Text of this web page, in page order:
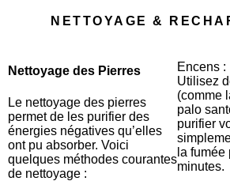
NETTOYAGE &
Nettoyage des Pierres
Le nettoyage des pierres
permet de les purifier des
énergies négatives qu’elles
ont pu absorber. Voici
quelques méthodes courantes
de nettoyage :
Encens :
Utilisez
(comme
palo
purifier
la
minutes.